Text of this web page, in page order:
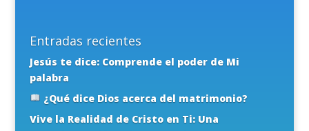
Entradas recientes
Jesús te dice: Comprende el poder de Mi
palabra
¿Qué dice Dios acerca del matrimonio?
Vive la Realidad de Cristo en Ti: Una